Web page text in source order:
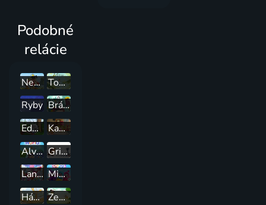
Podobné
relácie
Nezbedný havran
Tobiáš Lolness
Ryby
Bráška ještěr
Eddie je Yeti
Kamarád na každý pád
Alvin svet
Grizzy et les lemmings
Lana Longbeard
Minibodkovia
Hádaj, ako veľmi ťa mám rád
Země patří Luně